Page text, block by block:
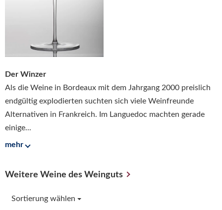
Der Winzer
Als die Weine in Bordeaux mit dem Jahrgang 2000 preislich
endgültig explodierten suchten sich viele Weinfreunde
Alternativen in Frankreich. Im Languedoc machten gerade
einige...
mehr
Weitere Weine des Weinguts
Sortierung wählen